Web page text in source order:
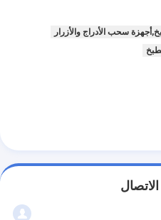
سحب الأدراج والأزرار